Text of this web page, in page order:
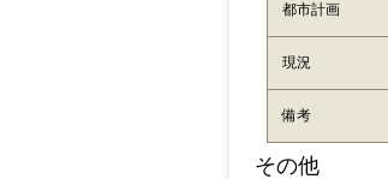
都市計画
現況
備考
その他